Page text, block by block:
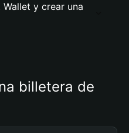
y crear una
billetera de